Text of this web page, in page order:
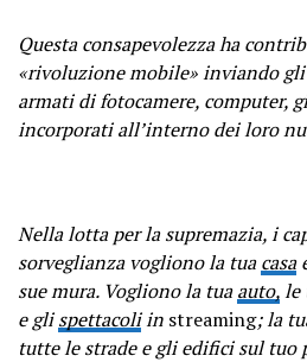
Questa consapevolezza ha
«rivoluzione mobile» inviando
armati di fotocamere, computer,
incorporati all’interno dei loro
Nella lotta per la supremazia, i
sorveglianza vogliono la tuacasa
sue mura. Vogliono la tuaauto,le
e glispettacoliin streaming; la
tutte le strade e gli edifici sul tuo